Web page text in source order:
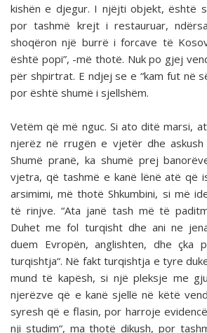
kishën e djegur. I njëjti objekt, është
por tashmë krejt i restauruar,
shoqëron një burrë i forcave të
është popi”, -më thotë. Nuk po gjej
për shpirtrat. E ndjej se e “kam fut në
por është shumë i sjellshëm.
Vetëm që më nguc. Si ato ditë marsi,
njerëz në rrugën e vjetër dhe askush
Shumë pranë, ka shumë prej
vjetra, që tashmë e kanë lënë atë që
arsimimi, më thotë Shkumbini, si më
të rinjve. “Ata janë tash më të
Duhet me fol turqisht dhe ani ne
duem Evropën, anglishten, dhe çka
turqishtja“. Në fakt turqishtja e tyre
mund të kapësh, si një pleksje me
njerëzve që e kanë sjellë në këtë
syresh që e flasin, por harroje
nji studim“, ma thotë dikush, por